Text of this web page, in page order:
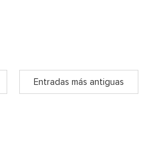
Entradas más antiguas